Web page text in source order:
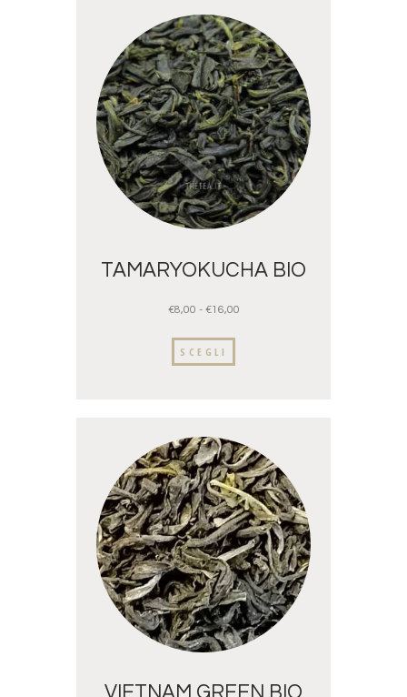
TAMARYOKUCHA BIO
€8,00 - €16,00
SCEGLI